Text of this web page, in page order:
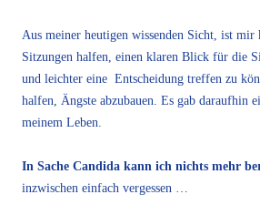
Aus meiner heutigen wissenden Sicht, ist mir
Sitzungen halfen, einen klaren Blick für die
und leichter eine Entscheidung treffen zu
halfen, Ängste abzubauen. Es gab daraufhin
meinem Leben.
In Sache Candida kann ich nichts mehr
inzwischen einfach vergessen …